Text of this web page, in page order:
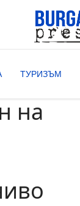
ТУРИЗЪМ
на